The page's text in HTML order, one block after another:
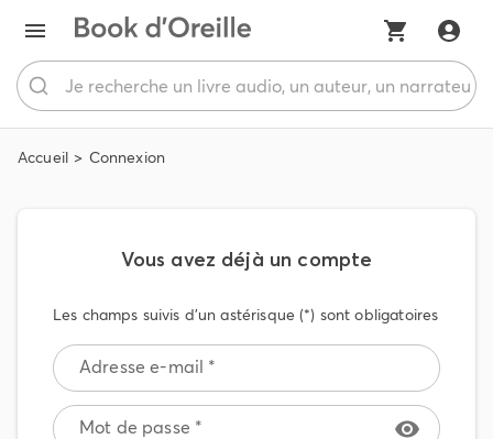
Accueil Connexion
Vous avez déjà un compte
Les champs suivis d'un astérisque (*) sont obligatoires
Adresse e-mail *
Mot de passe *